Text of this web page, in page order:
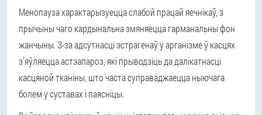
Менопауза характарызуецца слабой працай яечнікаў, з
прычыны чаго кардынальна змяняецца гарманальны фон
жанчыны. З-за адсутнасці эстрагенаў у арганізме ў касцях
з'яўляецца астэапароз, які прыводзіць да далікатнасці
касцяной тканіны, што часта суправаджаецца ныючага
болем у суставах і паясніцы.